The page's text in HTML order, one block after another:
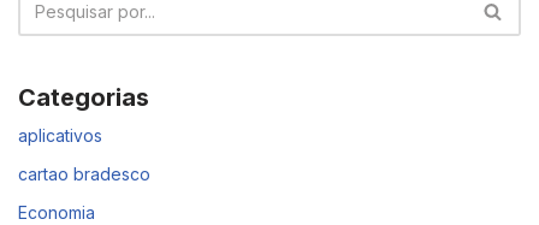
Categorias
aplicativos
cartao bradesco
Economia